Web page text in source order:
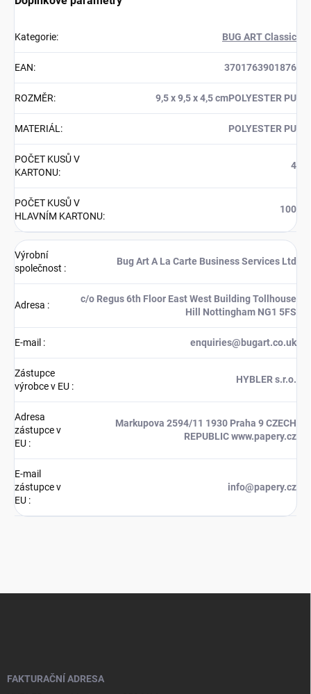
Kategorie: BUG ART Classic
EAN: 3701763901876
ROZMĚR: 9,5 x 9,5 x 4,5 cmPOLYESTER PU
MATERIÁL : POLYESTER PU
POČET KUSŮ V
KARTONU:
4
POČET KUSŮ V
HLAVNÍM KARTONU:
100
Výrobní
společnost :
Bug Art A La Carte Business Services Ltd
Adresa :
c/o Regus 6th Floor East West Building Tollhouse
Hill Nottingham NG1 5FS
E-mail : enquiries@bugart.co.uk
Zástupce
výrobce v EU :
HYBLER s.r.o.
Adresa
zástupce v
EU :
Markupova 2594/11 1930 Praha 9 CZECH
REPUBLIC www.papery.cz
E-mail
zástupce v
EU :
info@papery.cz
FAKTURAČNÍ ADRESA